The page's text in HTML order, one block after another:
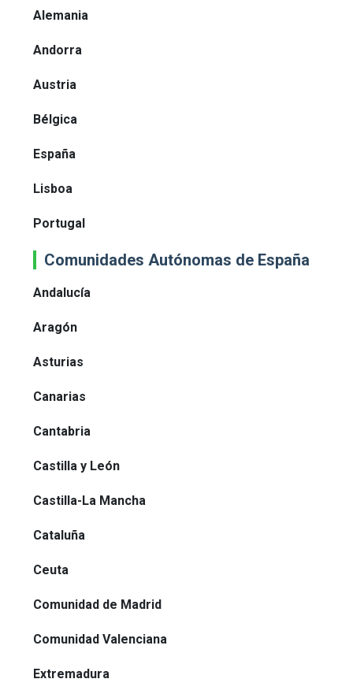
Alemania
Andorra
Austria
Bélgica
España
Lisboa
Portugal
Comunidades Autónomas de España
Andalucía
Aragón
Asturias
Canarias
Cantabria
Castilla y León
Castilla-La Mancha
Cataluña
Ceuta
Comunidad de Madrid
Comunidad Valenciana
Extremadura